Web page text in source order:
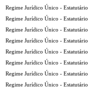
Regime Jurídico Único - Estatutário
Regime Jurídico Único - Estatutário
Regime Jurídico Único - Estatutário
Regime Jurídico Único - Estatutário
Regime Jurídico Único - Estatutário
Regime Jurídico Único - Estatutário
Regime Jurídico Único - Estatutário
Regime Jurídico Único - Estatutário